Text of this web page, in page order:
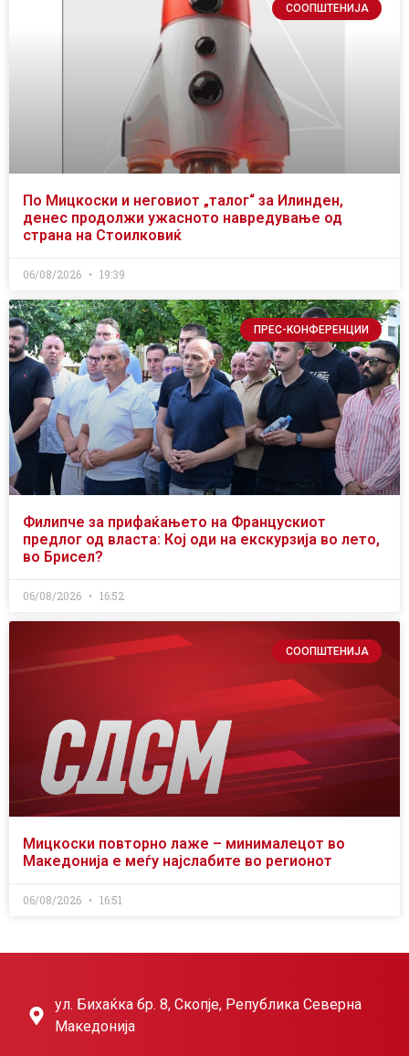
СООПШТЕНИЈА
По Мицкоски и неговиот „талог“ за Илинден,
денес продолжи ужасното навредување од
страна на Стоилковиќ
06/08/2026 19:39
ПРЕС-КОНФЕРЕНЦИИ
Филипче за прифаќањето на Францускиот
предлог од власта: Кој оди на екскурзија во лето,
во Брисел?
06/08/2026 16:52
СООПШТЕНИЈА
Мицкоски повторно лаже – минималецот во
Македонија е меѓу најслабите во регионот
06/08/2026 16:51
ул. Бихаќка бр. 8, Скопје, Република Северна
Македонија